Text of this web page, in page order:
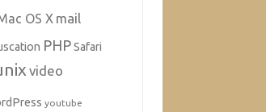
OS X mail
PHP Safari
video
youtube